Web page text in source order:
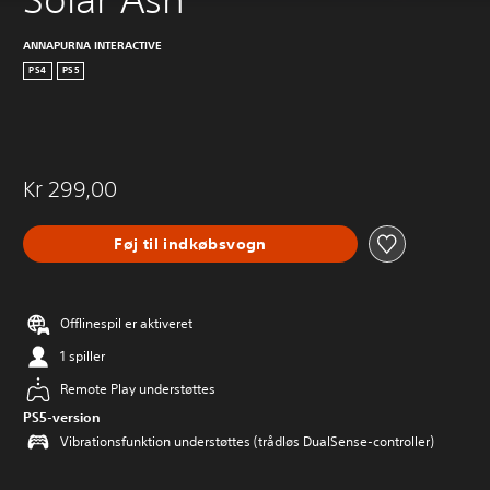
ANNAPURNA INTERACTIVE
PS4 PS5
Kr 299,00
Føj til indkøbsvogn
Offlinespil er aktiveret
1 spiller
Remote Play understøttes
PS5-version
Vibrationsfunktion understøttes (trådløs DualSense-controller)